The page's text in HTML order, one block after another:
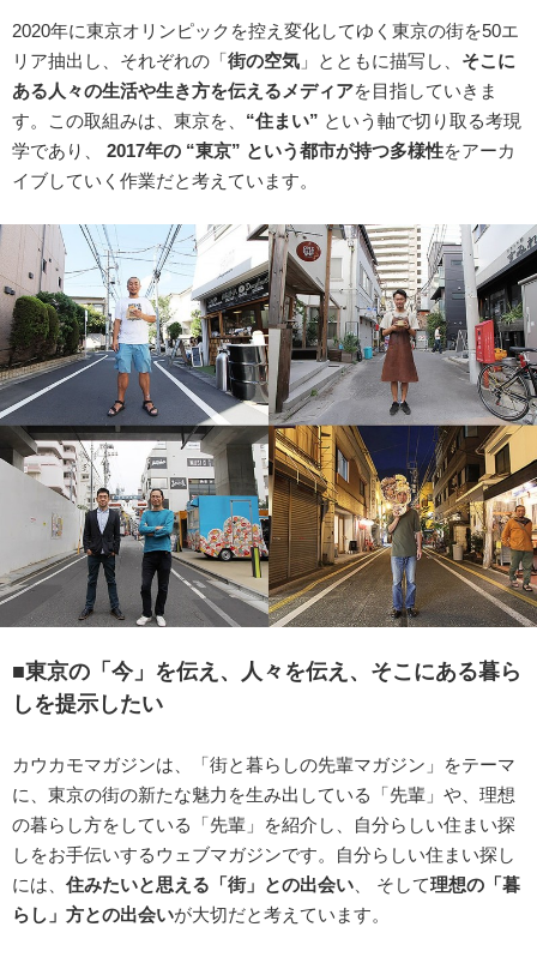
2020年に東京オリンピックを控え変化してゆく東京の街を50エ
リア抽出し、それぞれの「街の空気 」とともに描写し、 そこに
ある人々の生活や生き方を伝えるメディアを目指していきま
す。この取組みは、東京を、 “住まい” という軸で切り取る考現
学であり、
2017年の “東京” という都市が持つ多様性をアーカ
イブしていく作業だと考えています。
■東京の「今」を伝え、人々を伝え、そこにある暮ら
しを提示したい
カウカモマガジンは、「街と暮らしの先輩マガジン」をテーマ
に、東京の街の新たな魅力を生み出している「先輩」や、理想
の暮らし方をしている「先輩」を紹介し、自分らしい住まい探
しをお手伝いするウェブマガジンです。自分らしい住まい探し
には、 住みたいと思える「街」との出会い 、 そして理想の「暮
らし」方との出会いが大切だと考えています。